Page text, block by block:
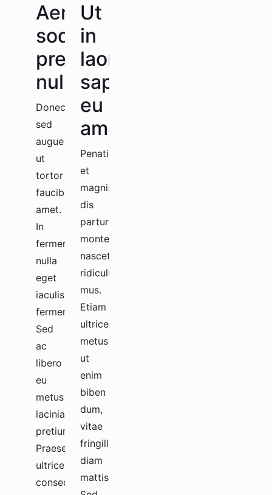
Aenean
sodales
pretium
nullam
Donec
sed
augue
ut
tortor
faucibus
amet.
In
fermentum
nulla
eget
iaculis
fermentum?
Sed
ac
libero
eu
metus
lacinia
pretium.
Praesent
ultrices
consequat.
Ut
in
laoreet
sapien
eu
amet
Penatibus
et
magnis
dis
parturient
montes,
nascetur
ridiculus
mus.
Etiam
ultrices
metus
ut
enim
biben
dum,
vitae
fringilla
diam
mattis.